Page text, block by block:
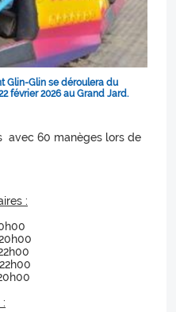
Glin-Glin se déroulera du
février 2026 au Grand Jard.
avec 60 manèges lors de
: